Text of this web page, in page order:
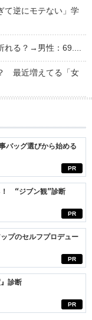
て逆にモテない」学
れる？→男性：69....
最近増えてる「女
PR
バッグ選びから始める
PR
！ “ジブン観”診断
PR
プのセルフプロデュー
PR
診断